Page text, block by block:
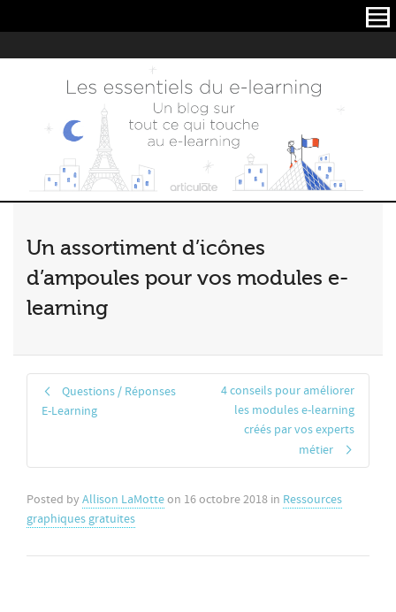
Un assortiment d’icônes
d’ampoules pour vos modules e-
learning
Questions / Réponses
E-Learning
4 conseils pour améliorer
les modules e-learning
créés par vos experts
métier
Posted by Allison LaMotteon 16 octobre 2018 in Ressources
graphiques gratuites